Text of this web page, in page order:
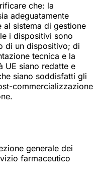
che: la
adeguatamente
sistema di gestione
i dispositivi sono
di un dispositivo; di
tecnica e la
UE siano redatte e
siano soddisfatti gli
commercializzazione
generale dei
farmaceutico